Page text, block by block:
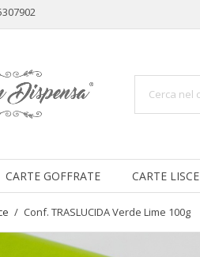
CARTE GOFFRATE CARTE LISCE
Conf. TRASLUCIDA Verde Lime 100g